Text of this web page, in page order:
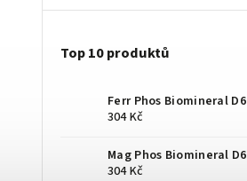
Top 10 produktů
Ferr Phos Biomineral D6
304 Kč
Mag Phos Biomineral D6
304 Kč